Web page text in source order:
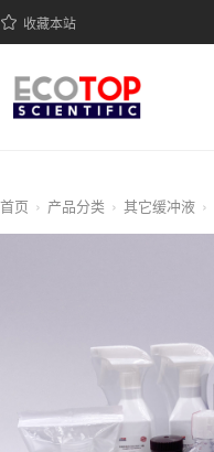
收藏本站
首页 产品分类 其它缓冲液